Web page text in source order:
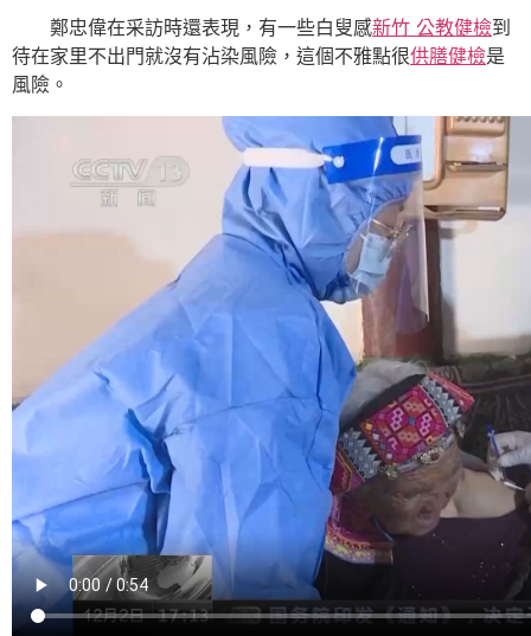
鄭忠偉在采訪時還表現，有一些白叟感新竹 公教健檢到
待在家里不出門就沒有沾染風險，這個不雅點很供膳健檢是
風險。